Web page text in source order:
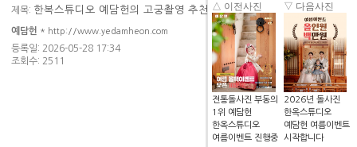
제목: 한복스튜디오 예담헌의 고궁촬영 추천
예담헌 * http://www.yedamheon.com
등록일: 2026-05-28 17:34
조회수: 2511
△ 이전사진
전통돌사진 부동의
1위 예담헌
한옥스튜디오
여름이벤트 진행중
▽ 다음사진
2026년 돌사진
한옥스튜디오
예담헌 여름이벤트
시작합니다